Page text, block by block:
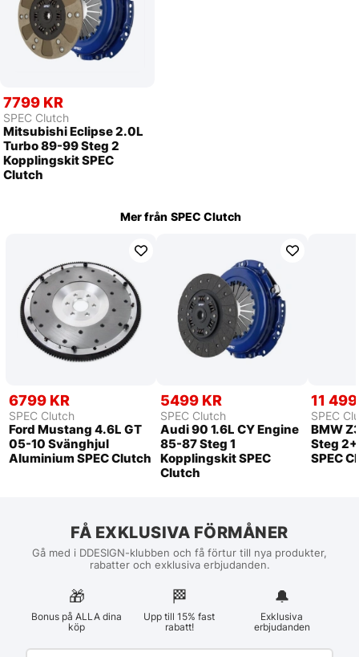
7799 KR
SPEC Clutch
Mitsubishi Eclipse 2.0L
Turbo 89-99 Steg 2
Kopplingskit SPEC
Clutch
Mer från SPEC Clutch
6799 KR
SPEC Clutch
Ford Mustang 4.6L GT
05-10 Svänghjul
Aluminium SPEC Clutch
5499 KR
SPEC Clutch
Audi 90 1.6L CY Engine
85-87 Steg 1
Kopplingskit SPEC
Clutch
11
SPEC
BMW
Steg
SPEC
FÅ EXKLUSIVA FÖRMÅNER
Gå med i DDESIGN-klubben och få förtur till nya produkter,
rabatter och exklusiva erbjudanden.
🎁
Bonus på ALLA dina
köp
🏁︎
Upp till 15% fast
rabatt!
🔔
Exklusiva
erbjudanden